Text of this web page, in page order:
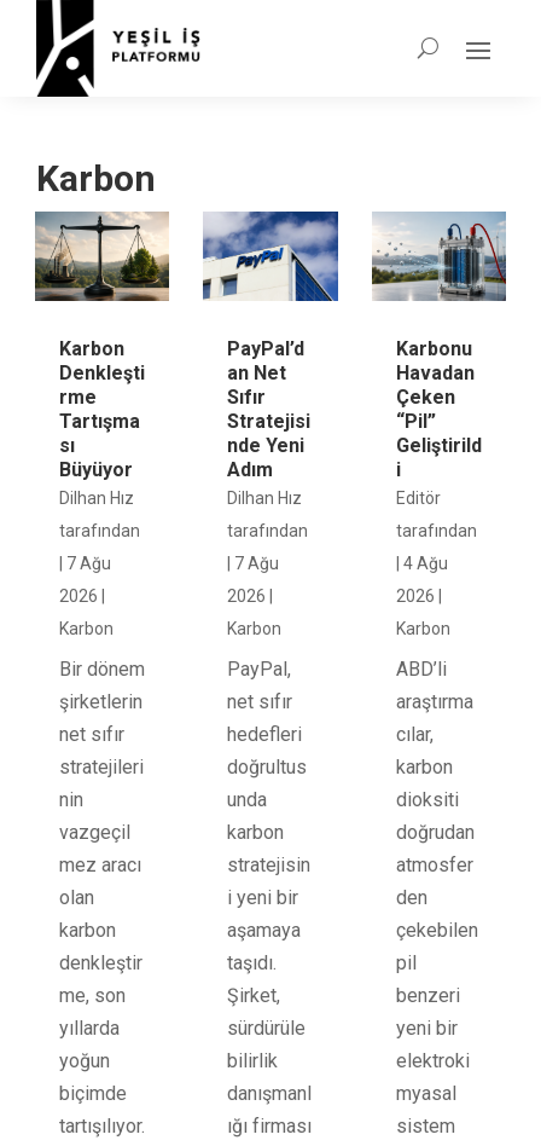
Karbon
Karbon
Denkleşti
rme
Tartışma
sı
Büyüyor
Dilhan Hız
tarafından
7 Ağu
2026
Karbon
Bir dönem
şirketlerin
net sıfır
stratejileri
nin
vazgeçil
mez aracı
olan
karbon
denkleştir
me, son
yıllarda
yoğun
biçimde
tartışılıyor.
PayPal’d
an Net
Sıfır
Stratejisi
nde Yeni
Adım
Dilhan Hız
tarafından
7 Ağu
2026
Karbon
PayPal,
net sıfır
hedefleri
doğrultus
unda
karbon
stratejisin
i yeni bir
aşamaya
taşıdı.
Şirket,
sürdürüle
bilirlik
danışmanl
ığı firması
Karbonu
Havadan
Çeken
“Pil”
Geliştirild
i
Editör
tarafından
4 Ağu
2026
Karbon
ABD’li
araştırma
cılar,
karbon
dioksiti
doğrudan
atmosfer
den
çekebilen
pil
benzeri
yeni bir
elektroki
myasal
sistem